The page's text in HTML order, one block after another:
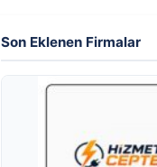
Son Eklenen Firmalar